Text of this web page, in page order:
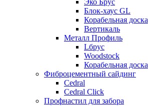
Эко Брус
Блок-хаус GL
Корабельная доска
Вертикаль
Металл Профиль
Lбрус
Woodstock
Корабельная доска
Фиброцементный сайдинг
Cedral
Cedral Click
Профнастил для забора